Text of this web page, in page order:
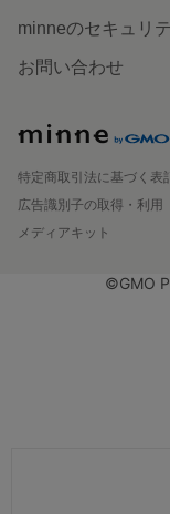
minneのセキュリ
お問い合わせ
特定商取引法に基づく表
広告識別子の取得・利用
メディアキット
©GMO